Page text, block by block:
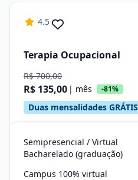
4.5
Terapia Ocupacional
R$ 700,00
R$ 135,00 | mês -81%
Duas mensalidades GRÁTIS
Semipresencial / Virtual
Bacharelado (graduação)
Campus 100% virtual